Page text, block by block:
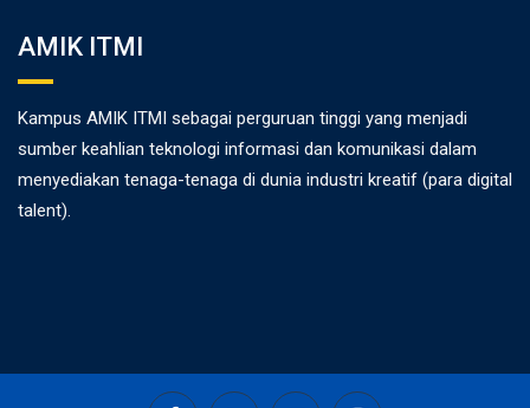
AMIK ITMI
Kampus AMIK ITMI sebagai perguruan tinggi yang menjadi
sumber keahlian teknologi informasi dan komunikasi dalam
menyediakan tenaga-tenaga di dunia industri kreatif (para digital
talent).